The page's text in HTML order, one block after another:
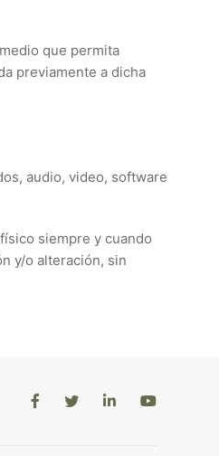
que permita
previamente a dicha
audio, video, software
siempre y cuando
y/o alteración, sin